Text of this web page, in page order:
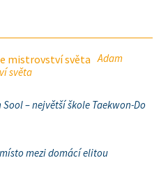
Adam
světa
– největší škole Taekwon-Do
mezi domácí elitou